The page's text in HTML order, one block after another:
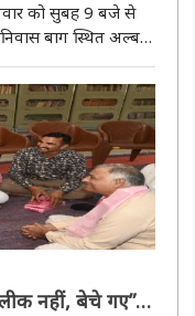
को सुबह 9 बजे से
बाग स्थित अल्बर्ट
चौराहा और सांगानेरी
सभा में..
नहीं, बेचे गए”,